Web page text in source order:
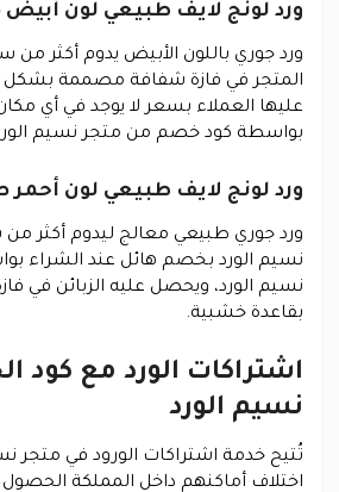
ورد لونج لايف طبيعي لون
ورد جوري باللون الأبيض يدوم أكثر من
المتجر في فازة شفافة مصممة بشكل
عليها العملاء بسعر لا يوجد في أي
بواسطة كود خصم من متجر نسيم
ورد لونج لايف طبيعي لون أحمر
ورد جوري طبيعي معالج ليدوم أكثر
نسيم الورد بخصم هائل عند الشراء
نسيم الورد، ويحصل عليه الزبائن في
بقاعدة خشبية.
اشتراكات الورد مع كود
نسيم الورد
تُتيح خدمة اشتراكات الورود في متجر
اختلاف أماكنهم داخل المملكة